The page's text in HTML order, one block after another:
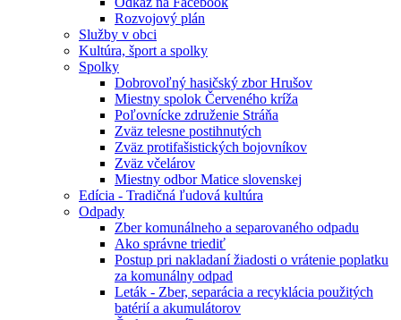
Rozvojový plán
Služby v obci
Kultúra, šport a spolky
Spolky
Dobrovoľný hasičský zbor Hrušov
Miestny spolok Červeného kríža
Poľovnícke združenie Stráňa
Zväz telesne postihnutých
Zväz protifašistických bojovníkov
Zväz včelárov
Miestny odbor Matice slovenskej
Edícia - Tradičná ľudová kultúra
Odpady
Zber komunálneho a separovaného odpadu
Ako správne triediť
Postup pri nakladaní žiadosti o vrátenie poplatku
za komunálny odpad
Leták - Zber, separácia a recyklácia použitých
batérií a akumulátorov